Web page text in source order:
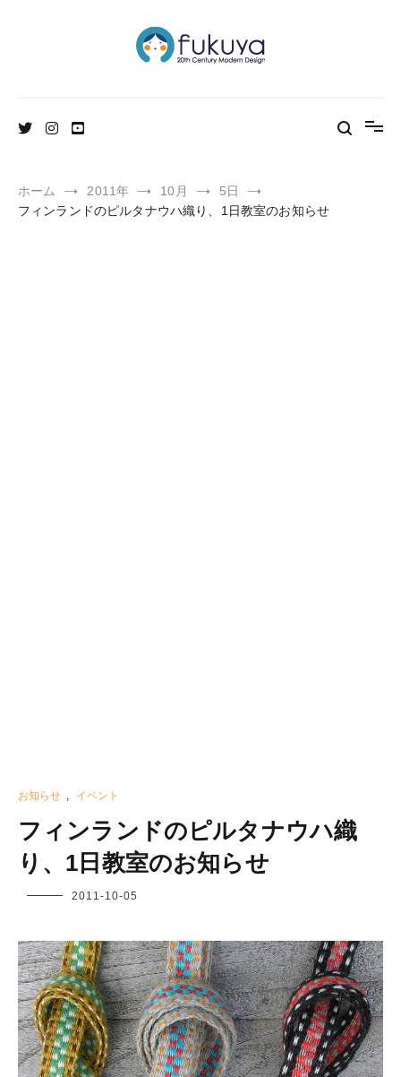
ホーム 2011年 10月
5日
フィンランドのピルタナウハ織り、1日教室のお知らせ
お知らせ , イベント
フィンランドのピルタナウハ織
り、1日教室のお知らせ
フ
2011-10-05